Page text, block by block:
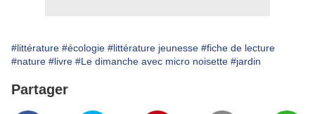
#littérature #écologie #littérature jeunesse #fiche de lecture
#nature #livre #Le dimanche avec micro noisette #jardin
Partager